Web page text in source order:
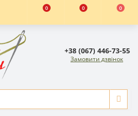
0 0 0
+38 (067) 446-73-55
Замовити дзвінок